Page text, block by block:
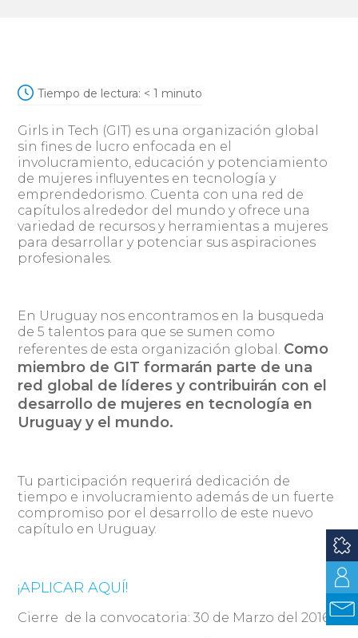
Tiempo de lectura: < 1 minuto
Girls in Tech (GIT) es una organización global
sin fines de lucro enfocada en el
involucramiento, educación y potenciamiento
de mujeres influyentes en tecnología y
emprendedorismo. Cuenta con una red de
capítulos alrededor del mundo y ofrece una
variedad de recursos y herramientas a mujeres
para desarrollar y potenciar sus aspiraciones
profesionales.
En Uruguay nos encontramos en la busqueda
de 5 talentos para que se sumen como
referentes de esta organización global. Como
miembro de GIT formarán parte de una
red global de líderes y contribuirán con el
desarrollo de mujeres en tecnología en
Uruguay y el mundo.
Tu participación requerirá dedicación de
tiempo e involucramiento además de un fuerte
compromiso por el desarrollo de este nuevo
capítulo en Uruguay.
¡APLICAR AQUÍ!
Cierre de la convocatoria: 30 de Marzo del 2016.